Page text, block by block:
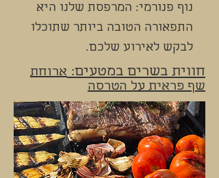
נוף פנורמי: המרפסת שלנו היא
התפאורה הטובה ביותר שתוכלו
לבקש לאירוע שלכם.
חווית בשרים במטעים: ארוחת
שף פראית על הטרסה